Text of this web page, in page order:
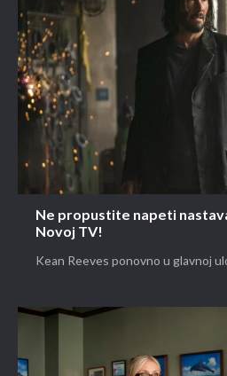
Ne propustite napeti
Novoj TV!
Kean Reeves ponovno u glavnoj